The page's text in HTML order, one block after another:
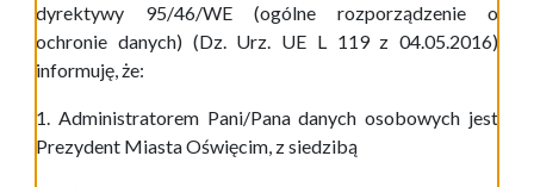
dyrektywy 95/46/WE (ogólne rozporządzenie o
ochronie danych) (Dz. Urz. UE L 119 z 04.05.2016)
informuję, że:
1. Administratorem Pani/Pana danych osobowych jest
Prezydent Miasta Oświęcim, z siedzibą